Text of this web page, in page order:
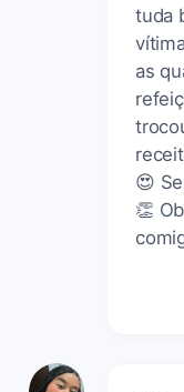
tuda
as
😍
👏